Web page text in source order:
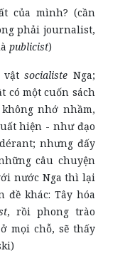
của mình? (cần
phải journalist,
publicist)
vậtsocialiste Nga;
có một cuốn sách
nhớ nhầm,
hiện - như đạo
nhưng đấy
câu chuyện
nước Nga thì lại
đề khác: Tây hóa
, rồi phong trào
mọi chỗ, sẽ thấy